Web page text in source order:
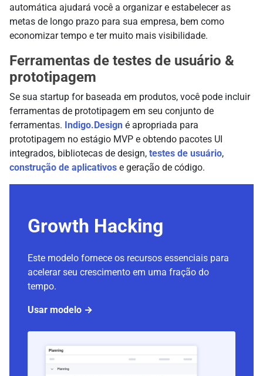
automática ajudará você a organizar e estabelecer as
metas de longo prazo para sua empresa, bem como
economizar tempo e ter muito mais visibilidade.
Ferramentas de testes de usuário &
prototipagem
Se sua startup for baseada em produtos, você pode incluir
ferramentas de prototipagem em seu conjunto de
ferramentas. Indigo.Design é apropriada para
prototipagem no estágio MVP e obtendo pacotes UI
integrados, bibliotecas de design, testes de usuário,
construção de aplicativos e geração de código.
Growth Hacking
Este modelo fornece os recursos essenciais para
acelerar seu crescimento em uma fração do
tempo.
Usar modelo →